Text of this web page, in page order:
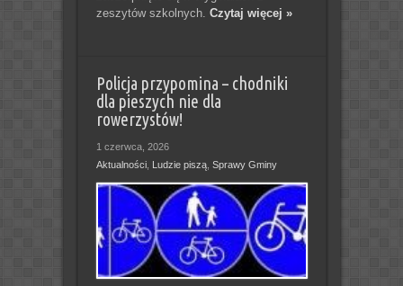
zeszytów szkolnych. Czytaj więcej »
Policja przypomina – chodniki
dla pieszych nie dla
rowerzystów!
1 czerwca, 2026
Aktualności, Ludzie piszą, Sprawy Gminy